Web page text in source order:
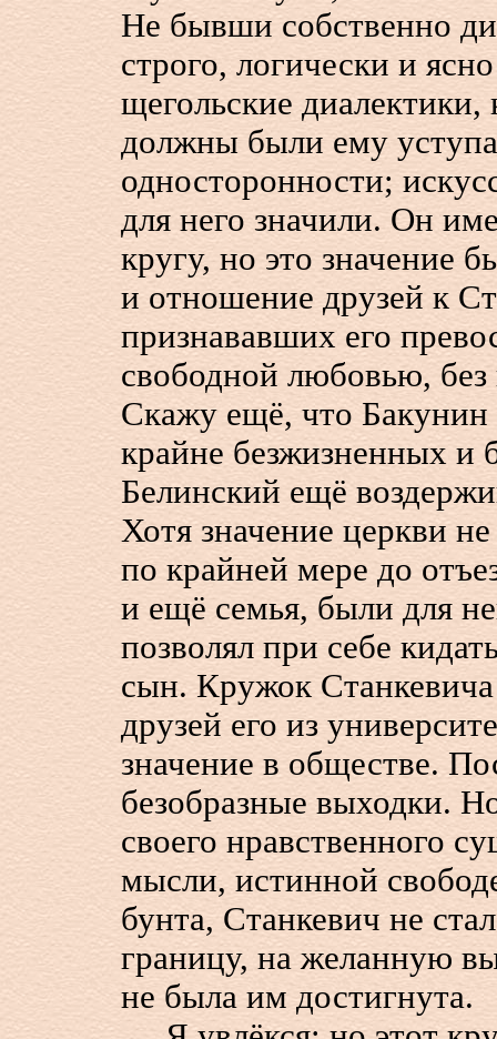
Не бывши собственно
строго, логически и
щегольские
должны были ему
односторонности;
для него значили. Он
кругу, но это значение
и отношение друзей к
признававших его
свободной любовью, без
Скажу ещё, что Бакунин
крайне безжизненных
Белинский ещё
Хотя значение церкви
по крайней мере до
и ещё семья, были для
позволял при себе
сын. Кружок
друзей его из
значение в обществе.
безобразные выходки.
своего нравственного
мысли, истинной
бунта, Станкевич не
границу, на желанную
не была им достигнута.